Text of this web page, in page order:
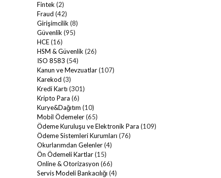
Fintek(2)
Fraud (42)
Girişimcilik(8)
Güvenlik(95)
HCE(16)
HSM & Güvenlik(26)
ISO 8583 (54)
Kanun ve Mevzuatlar(107)
Karekod (3)
Kredi Kartı (301)
Kripto Para (6)
Kurye&Dağıtım (10)
Mobil Ödemeler(65)
Ödeme Kuruluşu ve Elektronik Para (109)
Ödeme Sistemleri Kurumları (76)
Okurlarımdan Gelenler(4)
Ön Ödemeli Kartlar(15)
Online & Otorizasyon (66)
Servis Modeli Bankacılığı (4)